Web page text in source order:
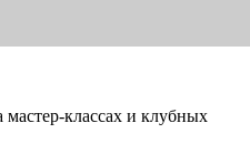
мастер-классах и клубных